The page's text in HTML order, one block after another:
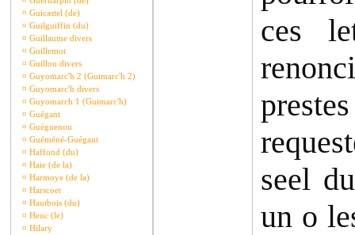
¤ Guicastel (de)
¤ Guilguiffin (du)
¤ Guillaume divers
¤ Guillemot
¤ Guillou divers
¤ Guyomarc'h 2 (Guimarc'h 2)
¤ Guyomarc'h divers
¤ Guyomarch 1 (Guimarc'h)
¤ Guégant
¤ Guéguenou
¤ Guéméné-Guégant
¤ Haffond (du)
¤ Haie (de la)
¤ Harmoye (de la)
¤ Harscoet
¤ Hautbois (du)
¤ Heuc (le)
¤ Hilary
ces
seel
un o